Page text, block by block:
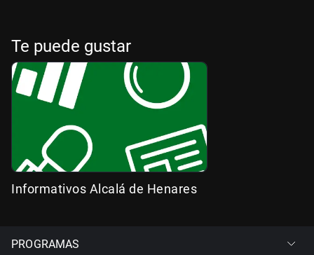
Te puede gustar
Informativos Alcalá de Henares
PROGRAMAS